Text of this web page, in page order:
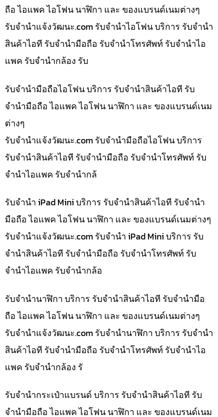
ถือ ไอแพค ไอโฟน นาฬิกา และ ของแบรนด์เนมต่างๆ
รับจํานําแจ้งวัฒนะ.com รับจำนำไอโฟน บริการ รับจำนำ
สินค้าไอที รับจำนำมือถือ รับจำนำโทรศัพท์ รับจำนำไอ
แพค รับจำนำกล้อง รับ
รับจำนำมือถือไอโฟน บริการ รับจำนำสินค้าไอที รับ
จำนำมือถือ ไอแพค ไอโฟน นาฬิกา และ ของแบรนด์เนม
ต่างๆ
รับจํานําแจ้งวัฒนะ.com รับจำนำมือถือไอโฟน บริการ
รับจำนำสินค้าไอที รับจำนำมือถือ รับจำนำโทรศัพท์ รับ
จำนำไอแพค รับจำนำกล้
รับจำนำ iPad Mini บริการ รับจำนำสินค้าไอที รับจำนำ
มือถือ ไอแพค ไอโฟน นาฬิกา และ ของแบรนด์เนมต่างๆ
รับจํานําแจ้งวัฒนะ.com รับจำนำ iPad Mini บริการ รับ
จำนำสินค้าไอที รับจำนำมือถือ รับจำนำโทรศัพท์ รับ
จำนำไอแพค รับจำนำกล้อ
รับจำนำนาฬิกา บริการ รับจำนำสินค้าไอที รับจำนำมือ
ถือ ไอแพค ไอโฟน นาฬิกา และ ของแบรนด์เนมต่างๆ
รับจํานําแจ้งวัฒนะ.com รับจำนำนาฬิกา บริการ รับจำนำ
สินค้าไอที รับจำนำมือถือ รับจำนำโทรศัพท์ รับจำนำไอ
แพค รับจำนำกล้อง รั
รับจำนำกระเป๋าแบรนด์ บริการ รับจำนำสินค้าไอที รับ
จำนำมือถือ ไอแพค ไอโฟน นาฬิกา และ ของแบรนด์เนม